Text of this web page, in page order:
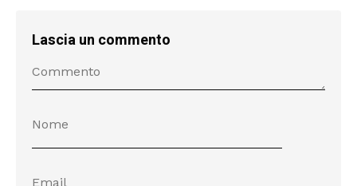
Lascia un commento